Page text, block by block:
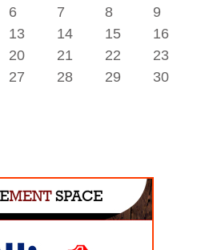
6 7 8
9
13 14 15
16
20 21 22
23
27 28 29
30